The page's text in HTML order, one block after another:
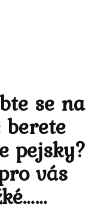
se na
pejsky?
vás